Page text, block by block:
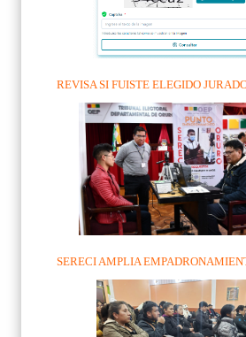
REVISA SI FUISTE ELEGIDO JURADO
SERECI AMPLIA